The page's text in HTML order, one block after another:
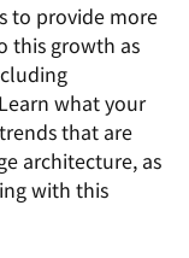
to provide more
this growth as
what your
that are
architecture, as
with this